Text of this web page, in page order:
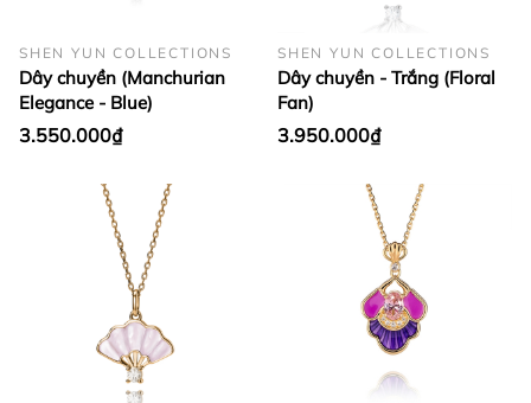
SHEN YUN COLLECTIONS
Dây chuyền (Manchurian
Elegance - Blue)
3.550.000₫
SHEN YUN COLLECTIONS
Dây chuyền - Trắng (Floral
Fan)
3.950.000₫